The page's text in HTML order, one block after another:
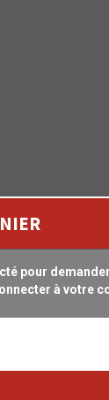
pour
à votre